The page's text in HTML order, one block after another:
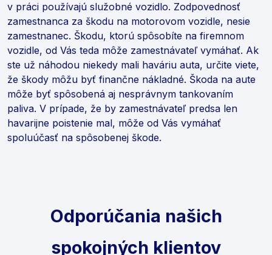
v práci používajú služobné vozidlo. Zodpovednosť
zamestnanca za škodu na motorovom vozidle, nesie
zamestnanec. Škodu, ktorú spôsobíte na firemnom
vozidle, od Vás teda môže zamestnávateľ vymáhať. Ak
ste už náhodou niekedy mali haváriu auta, určite viete,
že škody môžu byť finančne nákladné. Škoda na aute
môže byť spôsobená aj nesprávnym tankovaním
paliva. V prípade, že by zamestnávateľ predsa len
havarijne poistenie mal, môže od Vás vymáhať
spoluúčasť na spôsobenej škode.
Odporúčania našich
spokojných klientov